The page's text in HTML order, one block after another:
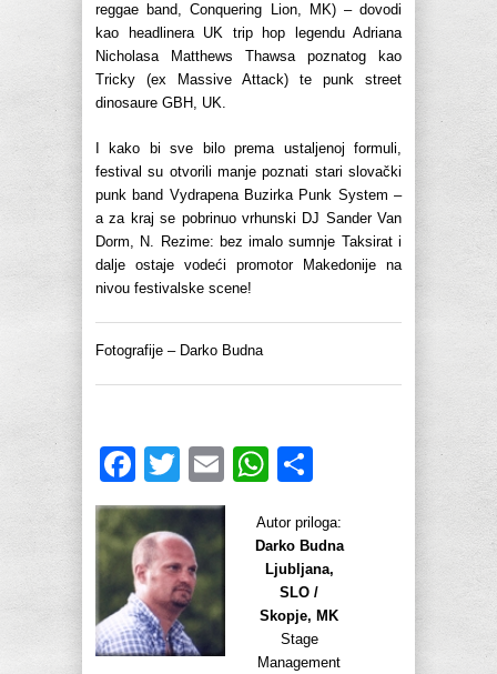
reggae band, Conquering Lion, MK) – dovodi
kao headlinera UK trip hop legendu Adriana
Nicholasa Matthews Thawsa poznatog kao
Tricky (ex Massive Attack) te punk street
dinosaure GBH, UK.
I kako bi sve bilo prema ustaljenoj formuli,
festival su otvorili manje poznati stari slovački
punk band Vydrapena Buzirka Punk System –
a za kraj se pobrinuo vrhunski DJ Sander Van
Dorm, N. Rezime: bez imalo sumnje Taksirat i
dalje ostaje vodeći promotor Makedonije na
nivou festivalske scene!
Fotografije – Darko Budna
Facebook
Twitter
EmailWhatsApp
Autor priloga:
Darko Budna
Ljubljana,
SLO /
Skopje, MK
Stage
Management